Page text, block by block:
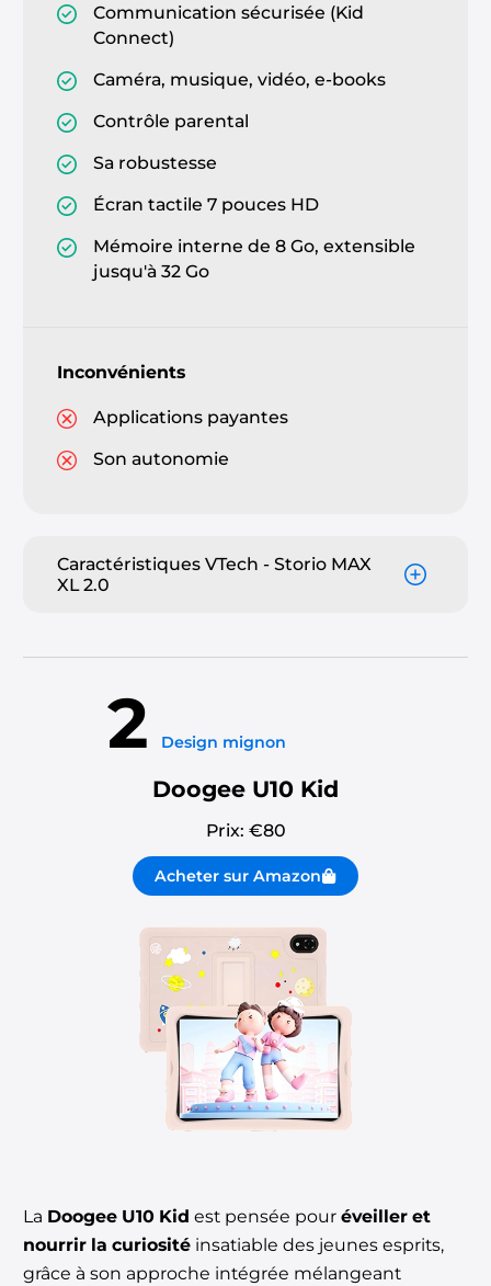
Communication sécurisée (Kid
Connect)
Caméra, musique, vidéo, e-books
Contrôle parental
Sa robustesse
Écran tactile 7 pouces HD
Mémoire interne de 8 Go, extensible
jusqu'à 32 Go
Inconvénients
Applications payantes
Son autonomie
Caractéristiques VTech - Storio MAX
XL 2.0
2 Design mignon
Doogee U10 Kid
Prix: €80
Acheter sur Amazon
La Doogee U10 Kid est pensée pour éveiller et
nourrir la curiosité insatiable des jeunes esprits,
grâce à son approche intégrée mélangeant